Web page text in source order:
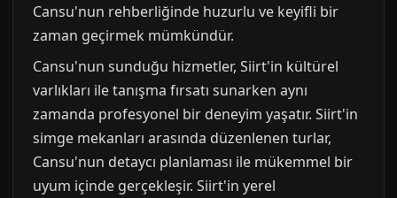
Cansu'nun rehberliğinde huzurlu ve keyifli bir
zaman geçirmek mümkündür.
Cansu'nun sunduğu hizmetler, Siirt'in kültürel
varlıkları ile tanışma fırsatı sunarken aynı
zamanda profesyonel bir deneyim yaşatır. Siirt'in
simge mekanları arasında düzenlenen turlar,
Cansu'nun detaycı planlaması ile mükemmel bir
uyum içinde gerçekleşir. Siirt'in yerel